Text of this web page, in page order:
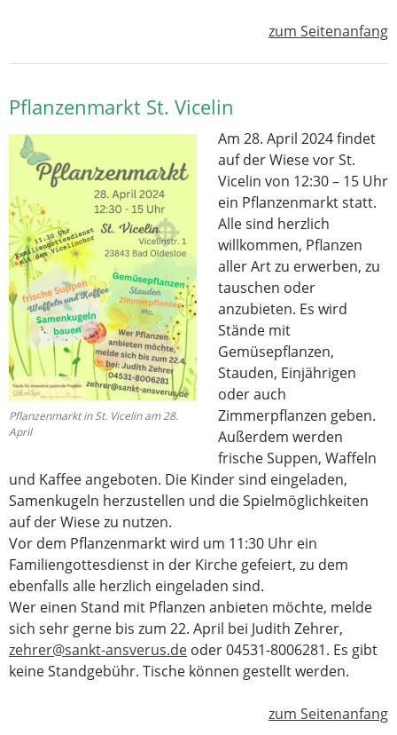
zum Seitenanfang
Pflanzenmarkt St. Vicelin
Pflanzenmarkt in St. Vicelin am 28.
April
Am 28. April 2024 findet
auf der Wiese vor St.
Vicelin von 12:30 – 15 Uhr
ein Pflanzenmarkt statt.
Alle sind herzlich
willkommen, Pflanzen
aller Art zu erwerben, zu
tauschen oder
anzubieten. Es wird
Stände mit
Gemüsepflanzen,
Stauden, Einjährigen
oder auch
Zimmerpflanzen geben.
Außerdem werden
frische Suppen, Waffeln
und Kaffee angeboten. Die Kinder sind eingeladen,
Samenkugeln herzustellen und die Spielmöglichkeiten
auf der Wiese zu nutzen.
Vor dem Pflanzenmarkt wird um 11:30 Uhr ein
Familiengottesdienst in der Kirche gefeiert, zu dem
ebenfalls alle herzlich eingeladen sind.
Wer einen Stand mit Pflanzen anbieten möchte, melde
sich sehr gerne bis zum 22. April bei Judith Zehrer,
zehrer@sankt-ansverus.de oder 04531-8006281. Es gibt
keine Standgebühr. Tische können gestellt werden.
zum Seitenanfang